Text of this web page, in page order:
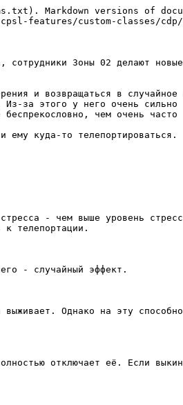
Markdown versions of
features/custom-classes/cdp/
сотрудники Зоны 02 делают
и возвращаться в
за этого у него очень
чем очень
ему куда-то телепортироваться.
- чем выше уровень
к телепортации.
- случайный эффект.
Однако на эту
отключает её. Если